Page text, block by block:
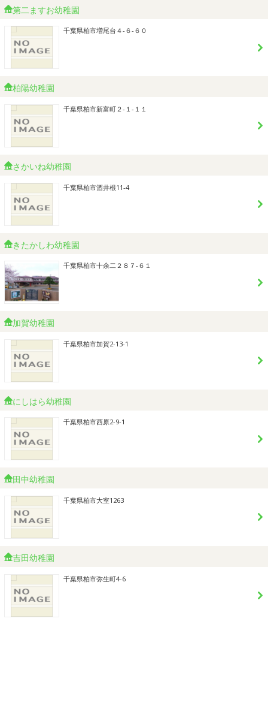
第二ますお幼稚園
千葉県柏市増尾台４-６-６０
柏陽幼稚園
千葉県柏市新富町２-１-１１
さかいね幼稚園
千葉県柏市酒井根11-4
きたかしわ幼稚園
千葉県柏市十余二２８７-６１
加賀幼稚園
千葉県柏市加賀2-13-1
にしはら幼稚園
千葉県柏市西原2-9-1
田中幼稚園
千葉県柏市大室1263
吉田幼稚園
千葉県柏市弥生町4-6